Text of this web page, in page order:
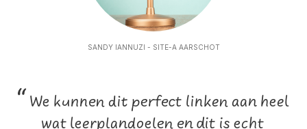
SANDY IANNUZI - SITE-A AARSCHOT
“ We kunnen dit perfect linken aan heel
wat leerplandoelen en dit is echt